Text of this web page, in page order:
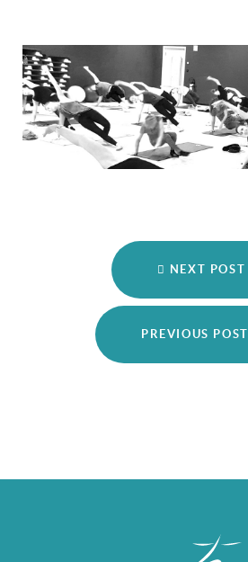
NEXT POST
PREVIOUS POST